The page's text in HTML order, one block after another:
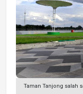
Taman Tanjong salah